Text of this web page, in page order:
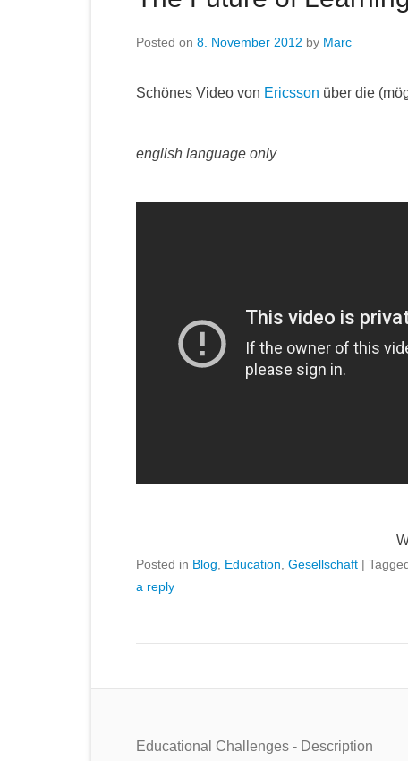
Posted on 8. November 2012 by Marc
Schönes Video von Ericsson über die
english language only
Posted in Blog Education Gesellschaft |
a reply
Educational Challenges - Description